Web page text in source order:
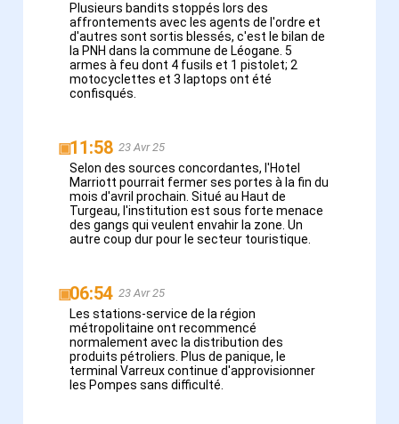
Plusieurs bandits stoppés lors des
affrontements avec les agents de l'ordre et
d'autres sont sortis blessés, c'est le bilan de
la PNH dans la commune de Léogane. 5
armes à feu dont 4 fusils et 1 pistolet; 2
motocyclettes et 3 laptops ont été
confisqués.
▣11:58 23 Avr 25
Selon des sources concordantes, l'Hotel
Marriott pourrait fermer ses portes à la fin du
mois d'avril prochain. Situé au Haut de
Turgeau, l'institution est sous forte menace
des gangs qui veulent envahir la zone. Un
autre coup dur pour le secteur touristique.
▣06:54 23 Avr 25
Les stations-service de la région
métropolitaine ont recommencé
normalement avec la distribution des
produits pétroliers. Plus de panique, le
terminal Varreux continue d'approvisionner
les Pompes sans difficulté.